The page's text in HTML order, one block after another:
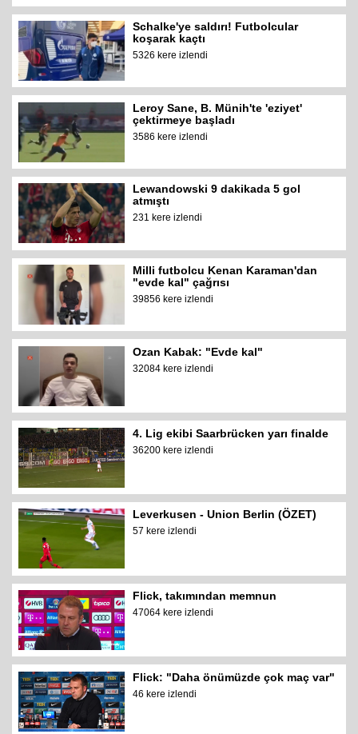
Schalke'ye saldırı! Futbolcular
koşarak kaçtı
5326 kere izlendi
Leroy Sane, B. Münih'te 'eziyet'
çektirmeye başladı
3586 kere izlendi
Lewandowski 9 dakikada 5 gol
atmıştı
231 kere izlendi
Milli futbolcu Kenan Karaman'dan
"evde kal" çağrısı
39856 kere izlendi
Ozan Kabak: "Evde kal"
32084 kere izlendi
4. Lig ekibi Saarbrücken yarı finalde
36200 kere izlendi
Leverkusen - Union Berlin (ÖZET)
57 kere izlendi
Flick, takımından memnun
47064 kere izlendi
Flick: "Daha önümüzde çok maç var"
46 kere izlendi